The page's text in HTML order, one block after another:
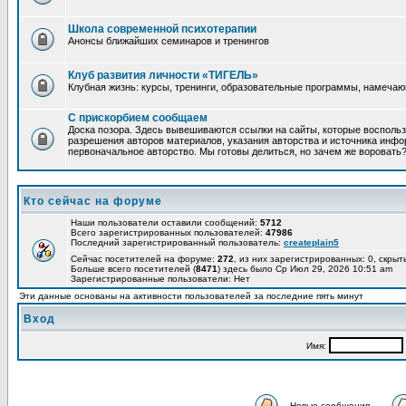
Школа современной психотерапии
Анонсы ближайших семинаров и тренингов
Клуб развития личности «ТИГЕЛЬ»
Клубная жизнь: курсы, тренинги, образовательные программы,
С прискорбием сообщаем
Доска позора. Здесь вывешиваются ссылки на сайты, которые
разрешения авторов материалов, указания авторства и источника
первоначальное авторство. Мы готовы делиться, но зачем же воровать?
Кто сейчас на форуме
Наши пользователи оставили сообщений: 5712
Всего зарегистрированных пользователей: 47986
Последний зарегистрированный пользователь: createplain5
Сейчас посетителей на форуме: 272 , из них зарегистрированных: 0,
Больше всего посетителей (8471) здесь было Ср Июл 29, 2026 10:51 am
Зарегистрированные пользователи: Нет
Эти данные основаны на активности пользователей за последние пять минут
Вход
Имя: